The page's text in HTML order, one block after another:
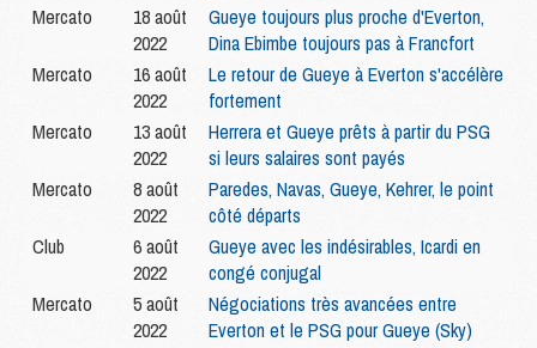
Mercato
18 août
2022
Gueye toujours plus proche d'Everton,
Dina Ebimbe toujours pas à Francfort
Mercato
16 août
2022
Le retour de Gueye à Everton s'accélère
fortement
Mercato
13 août
2022
Herrera et Gueye prêts à partir du PSG
si leurs salaires sont payés
Mercato
8 août
2022
Paredes, Navas, Gueye, Kehrer, le point
côté départs
Club
6 août
2022
Gueye avec les indésirables, Icardi en
congé conjugal
Mercato
5 août
2022
Négociations très avancées entre
Everton et le PSG pour Gueye (Sky)